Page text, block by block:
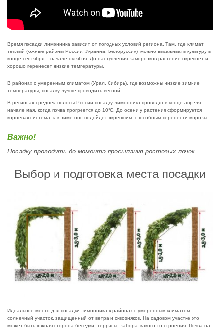
Время посадки лимонника зависит от погодных условий региона. Там, где климат
теплый (южные районы России, Украина, Белоруссия), можно высаживать культуру в
конце сентября – начале октября. До наступления заморозков растение окрепнет и
хорошо перенесет низкие температуры.
В районах с умеренным климатом (Урал, Сибирь), где возможны низкие зимние
температуры, посадку лучше проводить весной.
В регионах средней полосы России посадку лимонника проводят в конце апреля –
начале мая, когда почва прогреется до 10°С. До осени у растения сформируется
корневая система, и к зиме оно подойдет окрепшим, способным перенести морозы.
Важно!
Посадку проводить до момента просыпания ростовых почек.
Выбор и подготовка места посадки
Идеальное место для посадки лимонника в районах с умеренным климатом –
солнечный участок, защищенный от ветра и сквозняков. На садовом участке это
может быть южная сторона беседки, террасы, забора, какого-то строения. Почва на